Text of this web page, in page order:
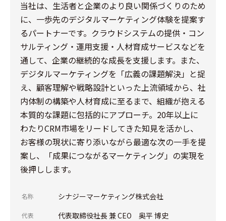
当社は、生活者と企業のより良い関係づくりのため
に、一歩先のデジタルマーケティング体験を提案す
るパートナーです。クラウドシステムの提供・コン
サルティング・運用支援・人材育成サービスなどを
通して、企業の継続的な成長を支援します。また、
デジタルマーケティングを「広義の課題解決」と捉
え、顧客理解や戦略設計といった上流領域から、社
内体制の構築や人材育成に至るまで、組織が抱える
本質的な課題に包括的にアプローチ。20年以上に
わたりCRM市場をリードしてきた知見を活かし、
お客様の現状に寄り添いながら最適な次の一手を提
案し、「成果につながるマーケティング」の実現を
後押しします。
名称 シナジーマーケティング株式会社
代表 代表取締役社長 兼 CEO 奥平 博史